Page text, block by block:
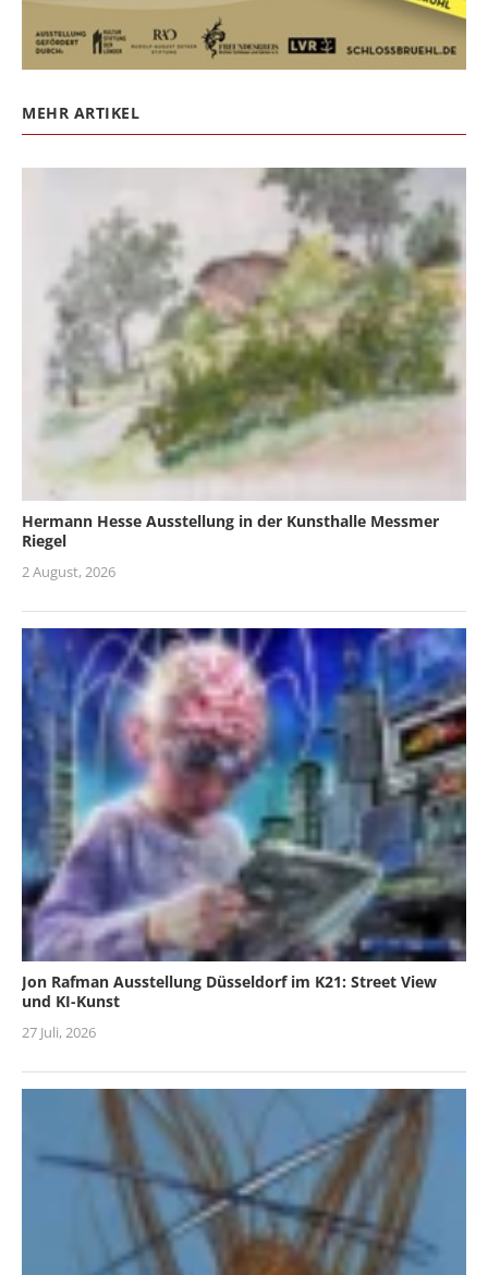
MEHR ARTIKEL
Hermann Hesse Ausstellung in der Kunsthalle Messmer
Riegel
2 August, 2026
Jon Rafman Ausstellung Düsseldorf im K21: Street View
und KI-Kunst
27 Juli, 2026